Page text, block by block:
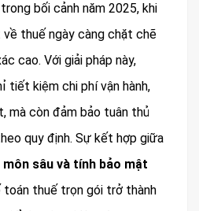
bối cảnh năm 2025, khi
thuế ngày càng chặt chẽ
cao. Với giải pháp này,
tiết kiệm chi phí vận hành,
mà còn đảm bảo tuân thủ
quy định. Sự kết hợp giữa
môn sâu và tính bảo mật
toán thuế trọn gói trở thành